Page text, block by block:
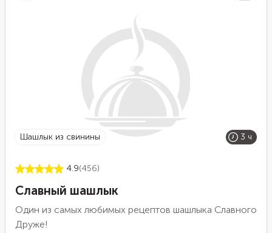
шашлык из свинины 3 ч
4.9(456)
Славный шашлык
Один из самых любимых рецептов шашлыка Славного
Друже!